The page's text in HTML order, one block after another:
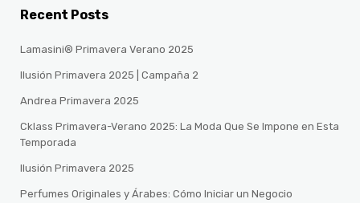
Recent Posts
Lamasini® Primavera Verano 2025
Ilusión Primavera 2025 | Campaña 2
Andrea Primavera 2025
Cklass Primavera-Verano 2025: La Moda Que Se Impone en Esta
Temporada
Ilusión Primavera 2025
Perfumes Originales y Árabes: Cómo Iniciar un Negocio